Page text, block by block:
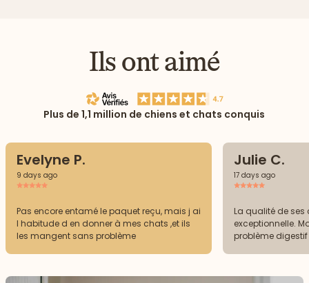
Ils ont aimé
Plus de 1,1 million de chiens et chats conquis
Evelyne P.
9 days ago
Pas encore entamé le paquet reçu, mais j ai
l habitude d en donner à mes chats ,et ils
les mangent sans problème
Julie C.
17 days ago
La qualité de ses
exceptionnelle.
problème